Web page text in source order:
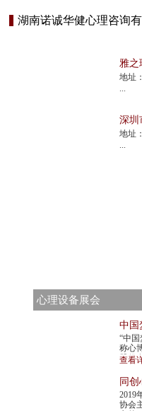
湖南诺诚华健心理咨询
雅之
地址：
深圳
地址
心理设备展会
中国
“中
称心
股份
不仅
查看
同创
2019
协会